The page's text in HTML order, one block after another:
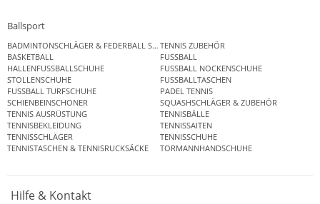
Ballsport
BADMINTONSCHLÄGER & FEDERBALL SETSTENNIS ZUBEHÖR
BASKETBALL
FUSSBALL
HALLENFUSSBALLSCHUHE
FUSSBALL NOCKENSCHUHE
STOLLENSCHUHE
FUSSBALLTASCHEN
FUSSBALL TURFSCHUHE
PADEL TENNIS
SCHIENBEINSCHONER
SQUASHSCHLÄGER & ZUBEHÖR
TENNIS AUSRÜSTUNG
TENNISBÄLLE
TENNISBEKLEIDUNG
TENNISSAITEN
TENNISSCHLÄGER
TENNISSCHUHE
TENNISTASCHEN & TENNISRUCKSÄCKE
TORMANNHANDSCHUHE
Hilfe & Kontakt